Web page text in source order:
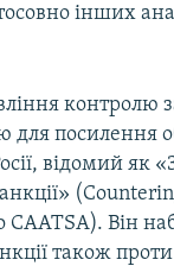
інших
контролю
для посилення
відомий як
Він
також проти